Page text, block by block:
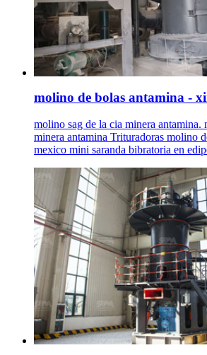
molino de bolas antamina -
molino sag de la cia minera antamina.
minera antamina Trituradoras molino
mexico mini saranda bibratoria en